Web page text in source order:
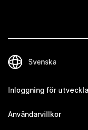
Inloggning för
Användarvillkor